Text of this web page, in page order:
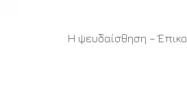
Η ψευδαίσθηση – Έπικο